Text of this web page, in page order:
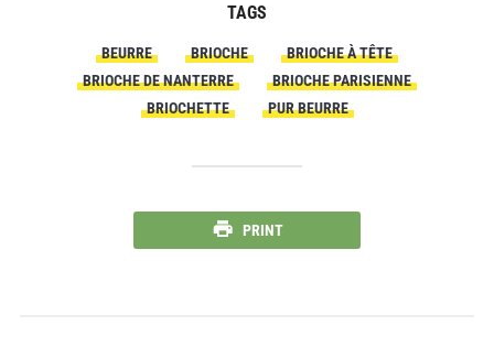
TAGS
BEURRE BRIOCHE
BRIOCHE À TÊTE
BRIOCHE DE NANTERRE
BRIOCHE PARISIENNE
BRIOCHETTE
PUR BEURRE
PRINT